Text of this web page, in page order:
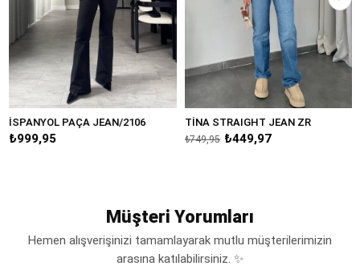
PAÇA JEAN/2106 TİNA STRAIGHT JEAN ZR
₺449,97
₺749,95
Müşteri Yorumları
Hemen alışverişinizi tamamlayarak mutlu müşterilerimizin
arasına katılabilirsiniz. ✨